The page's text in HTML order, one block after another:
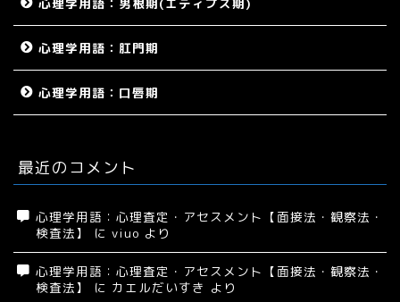
心理学用語：肛門期
心理学用語：口唇期
最近のコメント
心理学用語：心理査定・アセスメント【面接法・観察法・
検査法】
に viuo より
心理学用語：心理査定・アセスメント【面接法・観察法・
検査法】
に カエルだいすき より